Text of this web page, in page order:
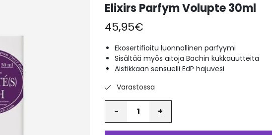
Elixirs Parfym Volupte 30ml
45,95€
Ekosertifioitu luonnollinen parfyymi
Sisältää myös aitoja Bachin kukkauutteita
Aistikkaan sensuelli EdP hajuvesi
Varastossa